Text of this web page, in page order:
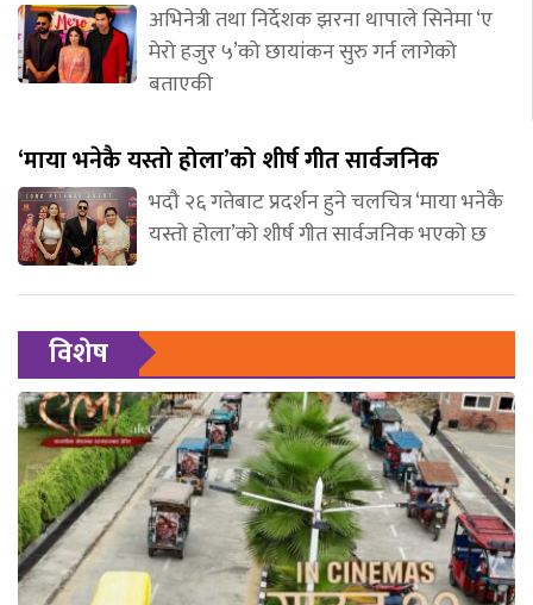
अभिनेत्री तथा निर्देशक झरना थापाले सिनेमा ‘ए
मेरो हजुर ५’को छायांकन सुरु गर्न लागेको
बताएकी
‘माया भनेकै यस्तो होला’को शीर्ष गीत सार्वजनिक
भदौ २६ गतेबाट प्रदर्शन हुने चलचित्र ‘माया भनेकै
यस्तो होला’को शीर्ष गीत सार्वजनिक भएको छ
विशेष